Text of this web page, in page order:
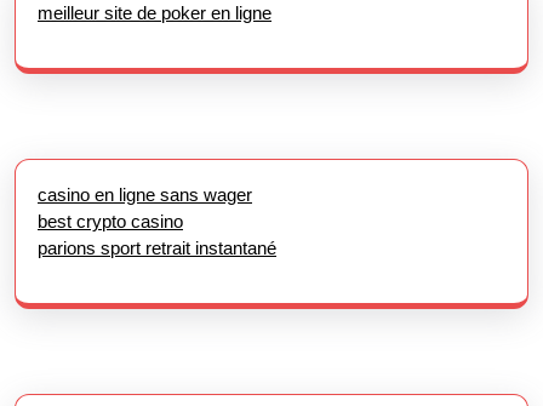
meilleur site de poker en ligne
casino en ligne sans wager
best crypto casino
parions sport retrait instantané